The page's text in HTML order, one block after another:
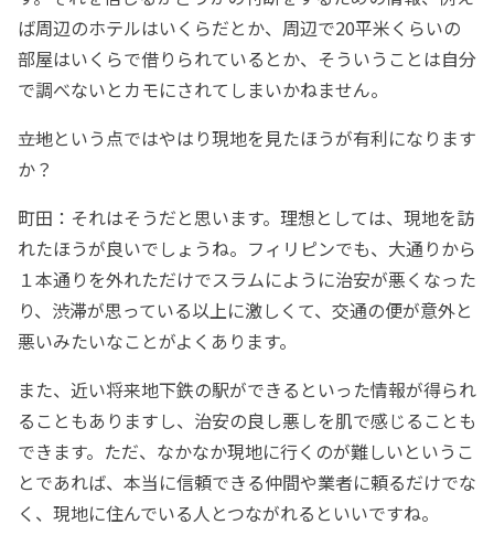
ば周辺のホテルはいくらだとか、周辺で20平米くらいの
部屋はいくらで借りられているとか、そういうことは自分
で調べないとカモにされてしまいかねません。
――立地という点ではやはり現地を見たほうが有利になります
か？
町田：それはそうだと思います。理想としては、現地を訪
れたほうが良いでしょうね。フィリピンでも、大通りから
１本通りを外れただけでスラムにように治安が悪くなった
り、渋滞が思っている以上に激しくて、交通の便が意外と
悪いみたいなことがよくあります。
また、近い将来地下鉄の駅ができるといった情報が得られ
ることもありますし、治安の良し悪しを肌で感じることも
できます。ただ、なかなか現地に行くのが難しいというこ
とであれば、本当に信頼できる仲間や業者に頼るだけでな
く、現地に住んでいる人とつながれるといいですね。